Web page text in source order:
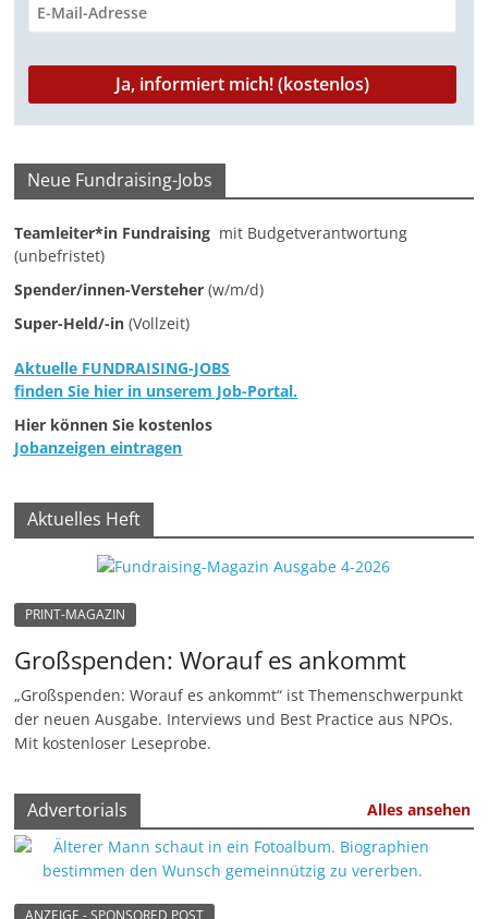
Neue Fundraising-Jobs
Teamleiter*in Fundraising mit Budgetverantwortung
(unbefristet)
Spender/innen-Versteher (w/m/d)
Super-Held/-in (Vollzeit)
Aktuelle FUNDRAISING-JOBS
finden Sie hier in unserem Job-Portal.
Hier können Sie kostenlos
Jobanzeigen eintragen
Aktuelles Heft
PRINT-MAGAZIN
Großspenden: Worauf es ankommt
„Großspenden: Worauf es ankommt“ ist Themenschwerpunkt
der neuen Ausgabe. Interviews und Best Practice aus NPOs.
Mit kostenloser Leseprobe.
Advertorials Alles ansehen